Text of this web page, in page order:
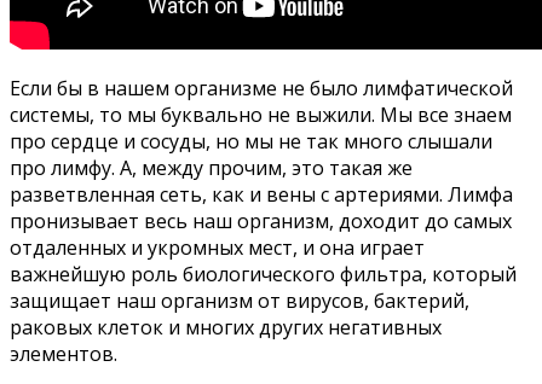
Если бы в нашем организме не было лимфатической
системы, то мы буквально не выжили. Мы все знаем
про сердце и сосуды, но мы не так много слышали
про лимфу. А, между прочим, это такая же
разветвленная сеть, как и вены с артериями. Лимфа
пронизывает весь наш организм, доходит до самых
отдаленных и укромных мест, и она играет
важнейшую роль биологического фильтра, который
защищает наш организм от вирусов, бактерий,
раковых клеток и многих других негативных
элементов.